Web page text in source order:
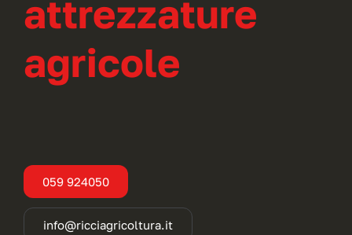
attrezzature
agricole
059 924050
info@ricciagricoltura.it